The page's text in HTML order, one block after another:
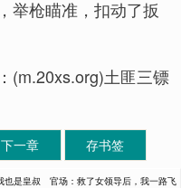
举枪瞄准，扣动了扳
(m.20xs.org)土匪三镖
下一章 存书签
也是皇叔
官场：救了女领导后，我一路飞